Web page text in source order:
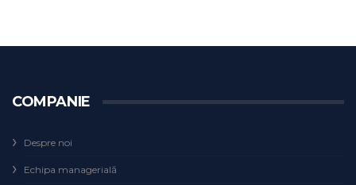
COMPANIE
Despre noi
Echipa managerială